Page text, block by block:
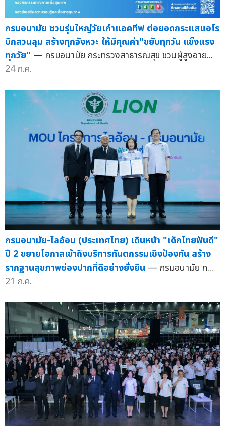
กรมอนามัย ชวนรุ่นใหญ่วัยเก๋าแอคทีฟ ต่อยอดกระแสแอโร
บิกสวนลุม สร้างทุกจังหวะ ให้มีคุณค่า"ขยับทุกวัน แข็งแรง
ทุกวัย" — กรมอนามัย กระทรวงสาธารณสุข ชวนผู้สูงอาย...
24 ก.ค.
กรมอนามัย-ไลอ้อน (ประเทศไทย) เดินหน้า "เด็กไทยฟันดี"
ปี 2 ขยายโอกาสเข้าถึงบริการทันตกรรมเชิงป้องกัน สร้าง
รากฐานสุขภาพช่องปากที่ดีอย่างยั่งยืน — กรมอนามัย ก...
21 ก.ค.